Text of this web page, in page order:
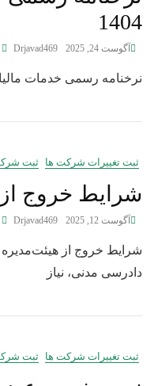
1404
آگوست 24, 2025 Drjavad469
نرخنامه رسمی خدمات مالیاتی
ثبت تغییرات شرکت ها ثبت
شرایط خروج
آگوست 12, 2025 Drjavad469
شرایط خروج از
دادرسی مدنی، نیاز
ثبت تغییرات شرکت ها ثبت